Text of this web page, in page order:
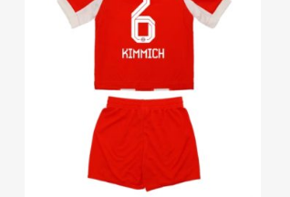
gekozen
worden
productpagina